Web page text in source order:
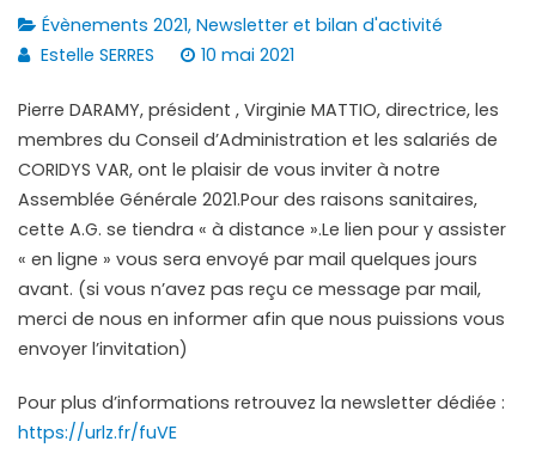
Évènements 2021, Newsletter et bilan d'activité
Estelle SERRES
10 mai 2021
Pierre DARAMY, président , Virginie MATTIO, directrice, les
membres du Conseil d’Administration et les salariés de
CORIDYS VAR, ont le plaisir de vous inviter à notre
Assemblée Générale 2021.Pour des raisons sanitaires,
cette A.G. se tiendra « à distance ».Le lien pour y assister
« en ligne » vous sera envoyé par mail quelques jours
avant. (si vous n’avez pas reçu ce message par mail,
merci de nous en informer afin que nous puissions vous
envoyer l’invitation)
Pour plus d’informations retrouvez la newsletter dédiée :
https://urlz.fr/fuVE